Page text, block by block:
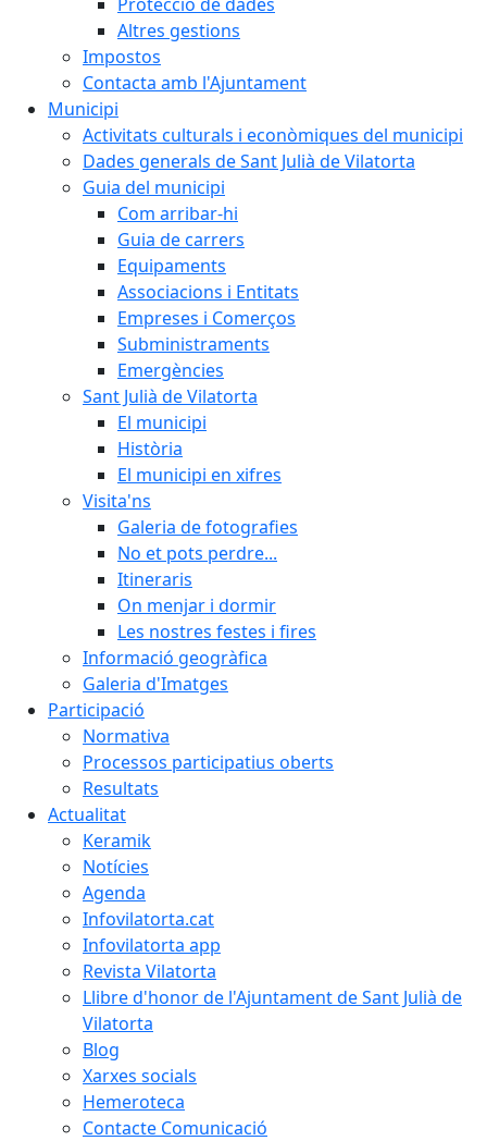
Altres gestions
Impostos
Contacta amb l'Ajuntament
Municipi
Activitats culturals i econòmiques del municipi
Dades generals de Sant Julià de Vilatorta
Guia del municipi
Com arribar-hi
Guia de carrers
Equipaments
Associacions i Entitats
Empreses i Comerços
Subministraments
Emergències
Sant Julià de Vilatorta
El municipi
Història
El municipi en xifres
Visita'ns
Galeria de fotografies
No et pots perdre...
Itineraris
On menjar i dormir
Les nostres festes i fires
Informació geogràfica
Galeria d'Imatges
Participació
Normativa
Processos participatius oberts
Resultats
Actualitat
Keramik
Notícies
Agenda
Infovilatorta.cat
Infovilatorta app
Revista Vilatorta
Llibre d'honor de l'Ajuntament de Sant Julià de
Vilatorta
Blog
Xarxes socials
Hemeroteca
Contacte Comunicació